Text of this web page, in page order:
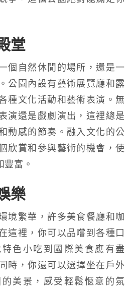
堂
個自然休閒的場所，還是一
公園內設有藝術展覽廳和露
種文化活動和藝術表演。無
演還是戲劇演出，這裡總是
動感的節奏。融入文化的公
欣賞和參與藝術的機會，使
富。
樂
境繁華，許多美食餐廳和咖
這裡，你可以品嚐到各種口
色小吃到國際美食應有盡
時，你還可以選擇坐在戶外
美景，感受輕鬆愜意的氛